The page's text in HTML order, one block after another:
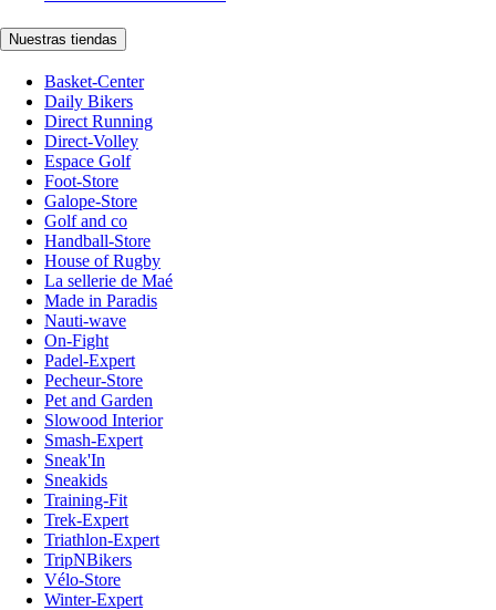
Nuestras tiendas
Basket-Center
Daily Bikers
Direct Running
Direct-Volley
Espace Golf
Foot-Store
Galope-Store
Golf and co
Handball-Store
House of Rugby
La sellerie de Maé
Made in Paradis
Nauti-wave
On-Fight
Padel-Expert
Pecheur-Store
Pet and Garden
Slowood Interior
Smash-Expert
Sneak'In
Sneakids
Training-Fit
Trek-Expert
Triathlon-Expert
TripNBikers
Vélo-Store
Winter-Expert